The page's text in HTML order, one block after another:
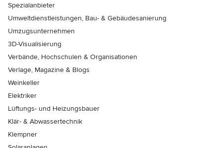
Spezialanbieter
Umweltdienstleistungen, Bau- & Gebäudesanierung
Umzugsunternehmen
3D-Visualisierung
Verbände, Hochschulen & Organisationen
Verlage, Magazine & Blogs
Weinkeller
Elektriker
Lüftungs- und Heizungsbauer
Klär- & Abwassertechnik
Klempner